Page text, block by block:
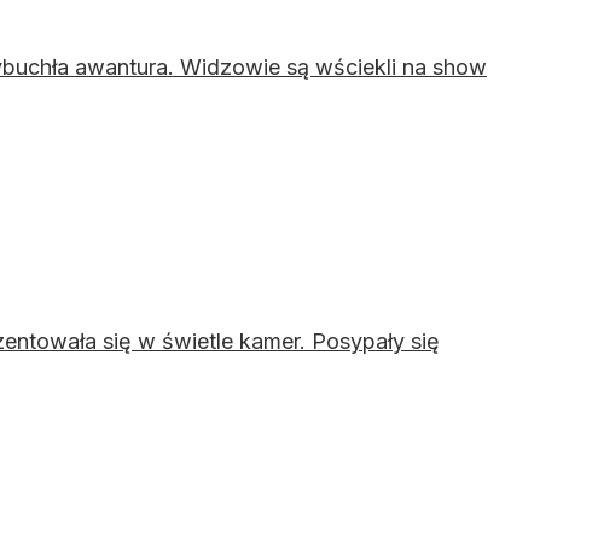
awantura. Widzowie są wściekli na show
się w świetle kamer. Posypały się